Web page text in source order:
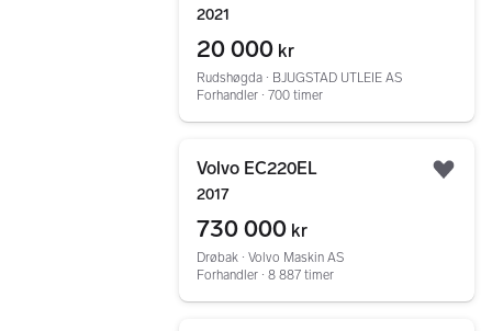
2021
20 000 kr
Rudshøgda ∙ BJUGSTAD UTLEIE AS
Forhandler ∙ 700 timer
Volvo EC220EL
2017
730 000 kr
Drøbak ∙ Volvo Maskin AS
Forhandler ∙ 8 887 timer